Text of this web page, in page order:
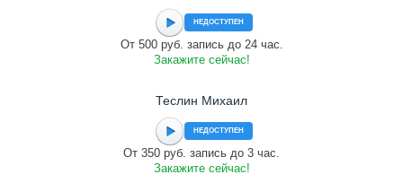
НЕДОСТУПЕН
От 500 руб. запись до 24 час.
Закажите сейчас!
Теслин Михаил
НЕДОСТУПЕН
От 350 руб. запись до 3 час.
Закажите сейчас!